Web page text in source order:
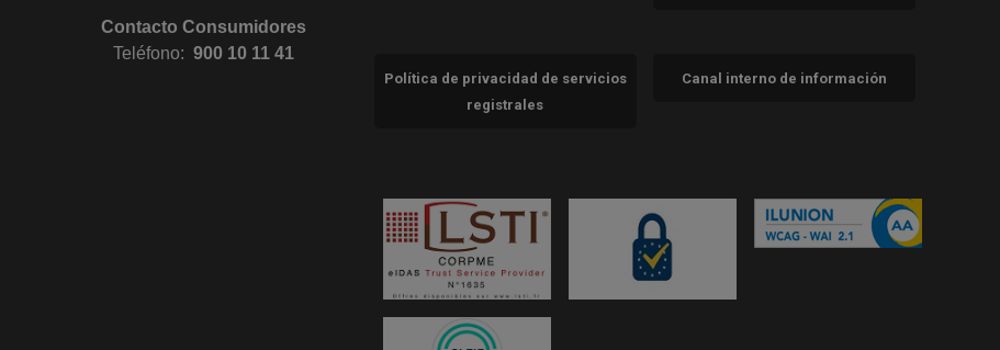
Contacto Consumidores
Teléfono:900 10 11 41
Política de privacidad de servicios
registrales
Canal interno de información